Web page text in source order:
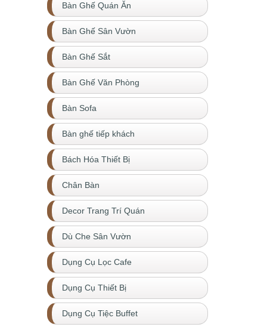
Bàn Ghế Quán Ăn
Bàn Ghế Sân Vườn
Bàn Ghế Sắt
Bàn Ghế Văn Phòng
Bàn Sofa
Bàn ghế tiếp khách
Bách Hóa Thiết Bị
Chân Bàn
Decor Trang Trí Quán
Dù Che Sân Vườn
Dụng Cụ Lọc Cafe
Dụng Cụ Thiết Bị
Dụng Cụ Tiệc Buffet